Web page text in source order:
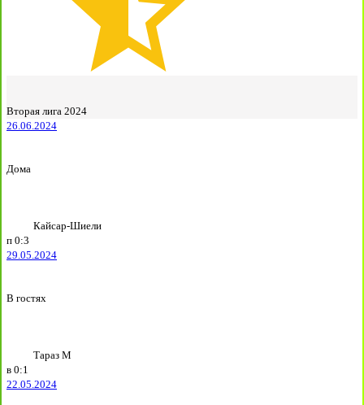
Вторая лига 2024
26.06.2024
Дома
Кайсар-Шиели
п 0:3
29.05.2024
В гостях
Тараз М
в 0:1
22.05.2024